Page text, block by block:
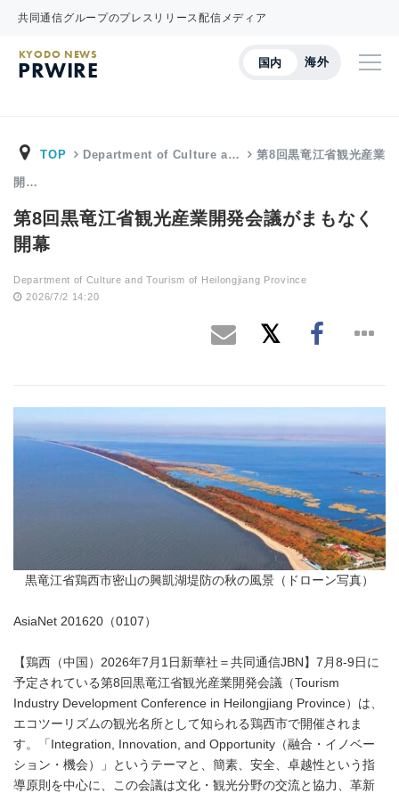
共同通信グループのプレスリリース配信メディア
国内 海外
KYODO NEWS
PRWIRE
TOP Department of Culture a… 第8回黒竜江省観光産業
開…
第8回黒竜江省観光産業開発会議がまもなく
開幕
Department of Culture and Tourism of Heilongjiang Province
2026/7/2 14:20
黒竜江省鶏西市密山の興凱湖堤防の秋の風景（ドローン写真）
AsiaNet 201620（0107）
【鶏西（中国）2026年7月1日新華社＝共同通信JBN】7月8-9日に
予定されている第8回黒竜江省観光産業開発会議（Tourism
Industry Development Conference in Heilongjiang Province）は、
エコツーリズムの観光名所として知られる鶏西市で開催されま
す。「Integration, Innovation, and Opportunity（融合・イノベー
ション・機会）」というテーマと、簡素、安全、卓越性という指
導原則を中心に、この会議は文化・観光分野の交流と協力、革新